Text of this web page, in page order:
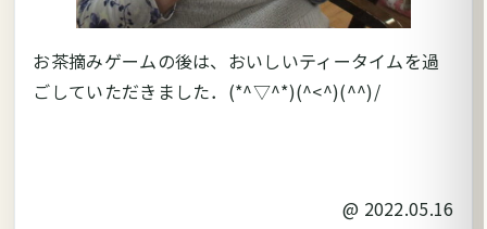
お茶摘みゲームの後は、おいしいティータイムを過
ごしていただきました．(*^▽^*)(^<^)(^^)/
@ 2022.05.16